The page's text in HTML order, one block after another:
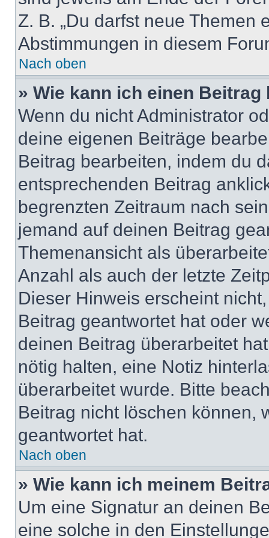
Z. B. „Du darfst neue Themen
Abstimmungen in diesem
Nach oben
» Wie kann ich einen
Wenn du nicht Administrator
deine eigenen Beiträge
Beitrag bearbeiten, indem du
entsprechenden Beitrag
begrenzten Zeitraum nach
jemand auf deinen Beitrag
Themenansicht als
Anzahl als auch der letzte
Dieser Hinweis erscheint
Beitrag geantwortet hat oder
deinen Beitrag überarbeitet
nötig halten, eine Notiz
überarbeitet wurde. Bitte
Beitrag nicht löschen können,
geantwortet hat.
Nach oben
» Wie kann ich meinem
Um eine Signatur an deinen
eine solche in den